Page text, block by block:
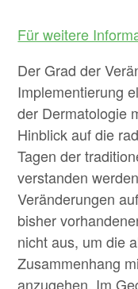
Für weitere
Der Grad der
Implementierung
der Dermatologie
Hinblick auf die
Tagen der
verstanden
Veränderungen
bisher
nicht aus, um die
Zusammenhang
anzugehen. Im